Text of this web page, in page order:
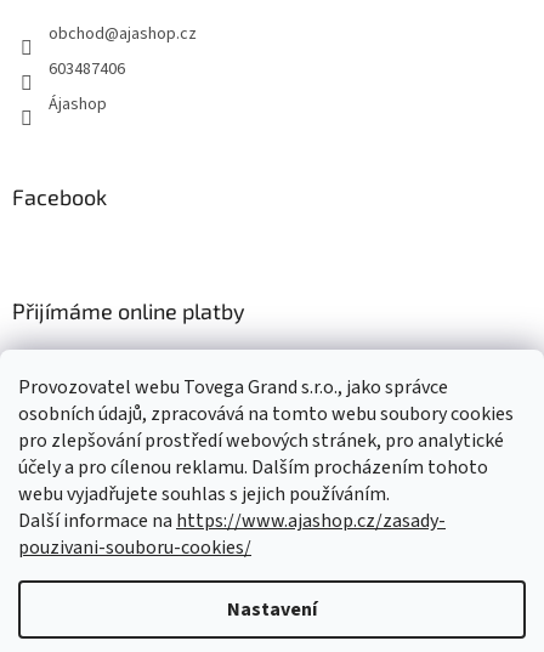
Provozovatel webu Tovega Grand s.r.o., jako správce
osobních údajů, zpracovává na tomto webu soubory cookies
pro zlepšování prostředí webových stránek, pro analytické
účely a pro cílenou reklamu. Dalším procházením tohoto
webu vyjadřujete souhlas s jejich používáním.
Další informace na https://www.ajashop.cz/zasady-
pouzivani-souboru-cookies/
Nastavení
obchod@ajashop.cz
603487406
Ájashop
Facebook
Přijímáme online platby
Nákupní košík
0KS /0 KČ
Vytvořil Shoptet